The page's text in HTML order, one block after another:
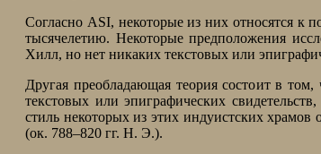
Согласно ASI, некоторые из них относятся к
тысячелетию. Некоторые предположения
Хилл, но нет никаких текстовых или
Другая преобладающая теория состоит в
текстовых или эпиграфических
стиль некоторых из этих индуистских
(ок. 788–820 гг. Н. Э.).